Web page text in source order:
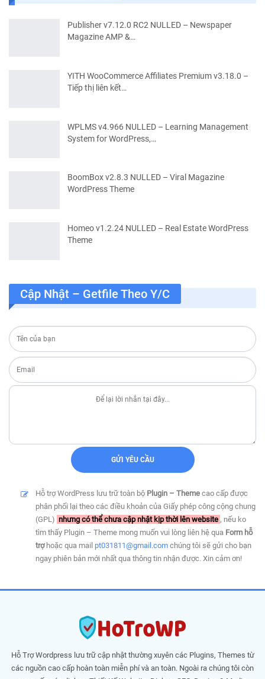
Publisher v7.12.0 RC2 NULLED – Newspaper
Magazine AMP &…
YITH WooCommerce Affiliates Premium v3.18.0 –
Tiếp thị liên kết…
WPLMS v4.966 NULLED – Learning Management
System for WordPress,…
BoomBox v2.8.3 NULLED – Viral Magazine
WordPress Theme
Homeo v1.2.24 NULLED – Real Estate WordPress
Theme
Cập Nhật – Getfile Theo Y/c
Hỗ trợ WordPress lưu trữ toàn bộ Plugin – Theme cao cấp được
phân phối lại theo các điều khoản của Giấy phép công cộng chung
(GPL) nhưng có thể chưa cập nhật kịp thời lên website , nếu ko
tìm thấy Plugin – Theme mong muốn vui lòng liên hệ qua Form hỗ
trợhoặc qua mail pt031811@gmail.com chúng tôi sẽ gửi cho bạn
ngay phiên bản mới nhất qua thông tin nhận được. Xin cảm ơn!
Hỗ Trợ Wordpress lưu trữ cập nhật thường xuyên các Plugins, Themes từ
các nguồn cao cấp hoàn toàn miễn phí và an toàn. Ngoài ra chúng tôi còn